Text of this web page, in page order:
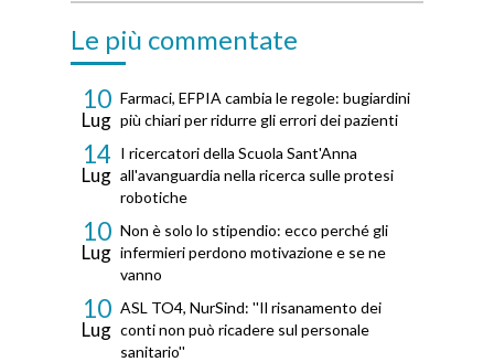
Le più commentate
10
Lug
Farmaci, EFPIA cambia le regole: bugiardini
più chiari per ridurre gli errori dei pazienti
14
Lug
I ricercatori della Scuola Sant'Anna
all'avanguardia nella ricerca sulle protesi
robotiche
10
Lug
Non è solo lo stipendio: ecco perché gli
infermieri perdono motivazione e se ne
vanno
10
Lug
ASL TO4, NurSind: ''Il risanamento dei
conti non può ricadere sul personale
sanitario''